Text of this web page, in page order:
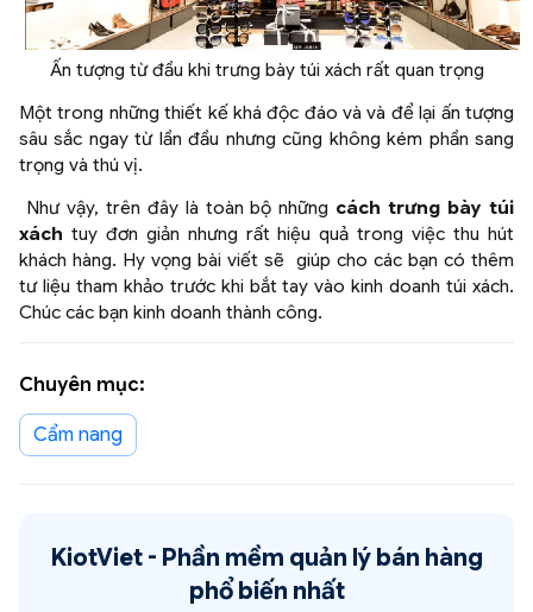
Ấn tượng từ đầu khi trưng bày túi xách rất quan trọng
Một trong những thiết kế khá độc đáo và và để lại ấn tượng
sâu sắc ngay từ lần đầu nhưng cũng không kém phần sang
trọng và thú vị.
Như vậy, trên đây là toàn bộ những cách trưng bày túi
xách tuy đơn giản nhưng rất hiệu quả trong việc thu hút
khách hàng. Hy vọng bài viết sẽ giúp cho các bạn có thêm
tư liệu tham khảo trước khi bắt tay vào kinh doanh túi xách.
Chúc các bạn kinh doanh thành công.
Chuyên mục:
Cẩm nang
KiotViet - Phần mềm quản lý bán hàng
phổ biến nhất